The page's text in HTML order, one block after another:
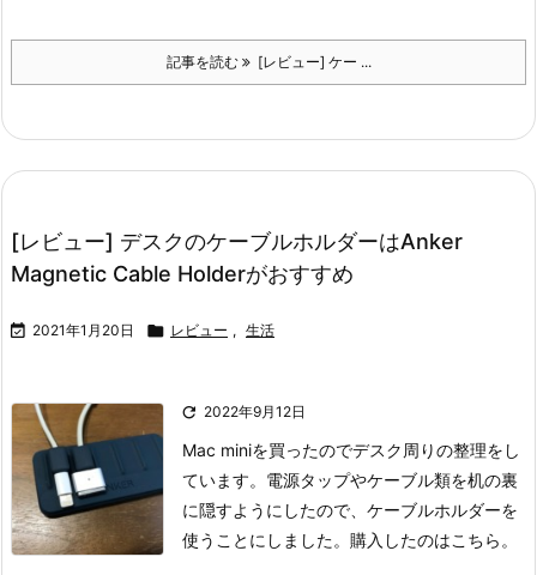
記事を読む [レビュー] ケー ...
[レビュー] デスクのケーブルホルダーはAnker
Magnetic Cable Holderがおすすめ
 2021年1月20日  レビュー , 生活
 2022年9月12日
Mac miniを買ったのでデスク周りの整理をし
ています。 電源タップやケーブル類を机の裏
に隠すようにしたので、ケーブルホルダーを
使うことにしました。 購入したのはこちら。